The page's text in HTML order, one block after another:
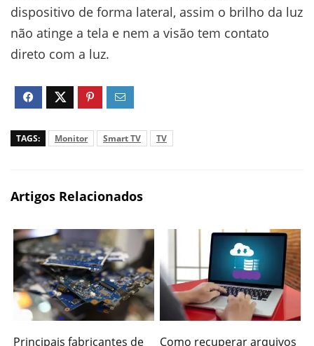
dispositivo de forma lateral, assim o brilho da luz
não atinge a tela e nem a visão tem contato
direto com a luz.
TAGS: Monitor Smart TV TV
Artigos Relacionados
Principais fabricantes de
Como recuperar arquivos